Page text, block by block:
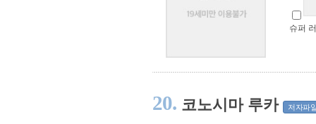
슈퍼
20. 코노시마 루카 저자파